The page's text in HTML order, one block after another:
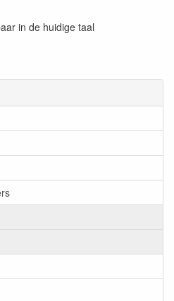
in de huidige taal